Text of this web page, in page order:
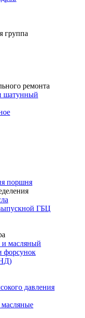
группа
ремонта
шатунный
поршня
ГБЦ
масляный
давления